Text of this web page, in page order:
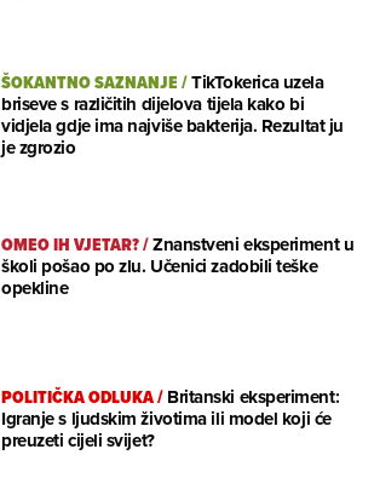
ŠOKANTNO SAZNANJE/TikTokerica uzela
briseve s različitih dijelova tijela kako bi
vidjela gdje ima najviše bakterija. Rezultat ju
je zgrozio
OMEO IH VJETAR?/Znanstveni eksperiment u
školi pošao po zlu. Učenici zadobili teške
opekline
POLITIČKA ODLUKA/Britanski eksperiment:
Igranje s ljudskim životima ili model koji će
preuzeti cijeli svijet?